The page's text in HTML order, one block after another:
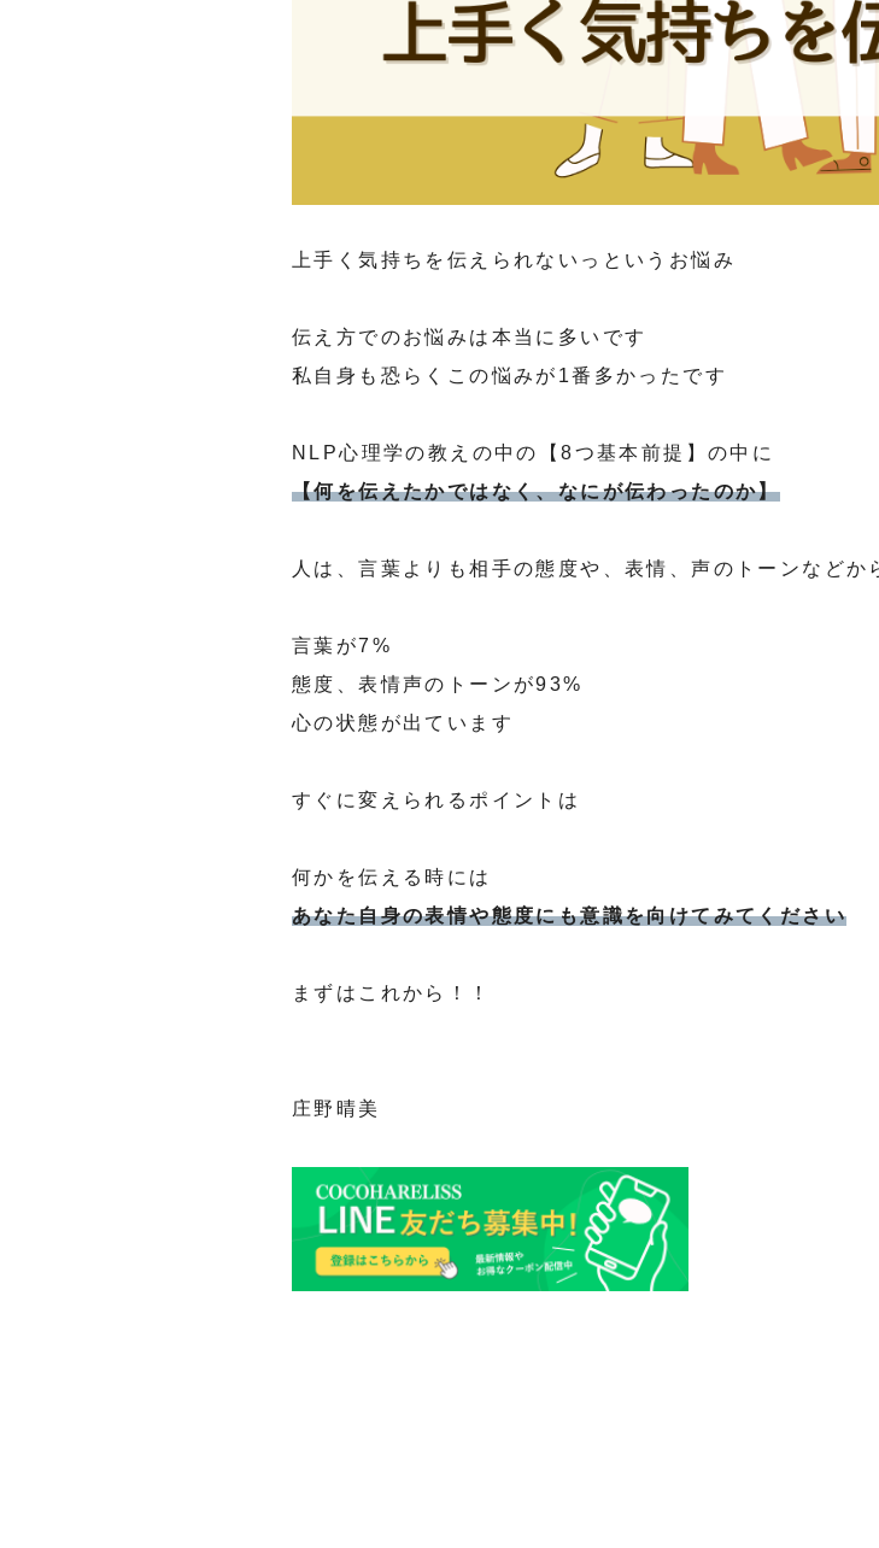
上手く気持ちを伝えられないっというお悩み
伝え方でのお悩みは本当に多いです
私自身も恐らくこの悩みが1番多かったです
NLP心理学の教えの中の【8つ基本前提】の中に
【何を伝えたかではなく、なにが伝わったのか】
人は、言葉よりも相手の態度や、表情、声のトーンなどか
言葉が7%
態度、表情声のトーンが93%
心の状態が出ています
すぐに変えられるポイントは
何かを伝える時には
あなた自身の表情や態度にも意識を向けてみてください
まずはこれから！！
庄野晴美